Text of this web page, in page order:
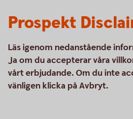
Prospekt
Läs igenom nedanstående
Ja om du accepterar våra
vårt erbjudande. Om du inte
vänligen klicka på Avbryt.